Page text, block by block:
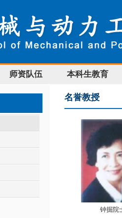
师资队伍 本科生教育
名誉教授
钟掘院